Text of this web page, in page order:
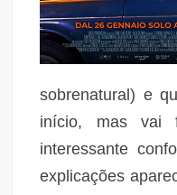
sobrenatural) e
início, mas vai
interessante
explicações